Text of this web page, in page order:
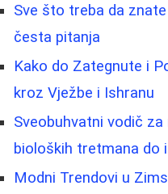
Sve što treba da
česta pitanja
Kako do Zategnute i
kroz Vježbe i Ishranu
Sveobuhvatni vodič
bioloških tretmana do
Modni Trendovi u